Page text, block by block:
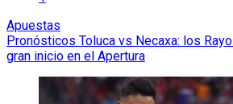
Apuestas
Pronósticos Toluca vs Necaxa: los
gran inicio en el Apertura